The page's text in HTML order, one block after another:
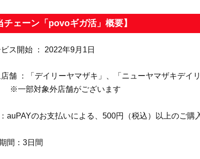
チェーン「povoギガ活」概要】
ス開始 ： 2022年9月1日
舗 ：「デイリーヤマザキ」、「ニューヤマザキデイ
※一部対象外店舗がございます
auPAYのお支払いによる、500円（税込）以上のご
間：3日間